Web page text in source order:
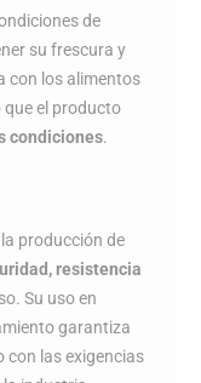
de
su frescura y
con los alimentos
que el producto
condiciones.
producción de
resistencia
Su uso en
garantiza
con las exigencias